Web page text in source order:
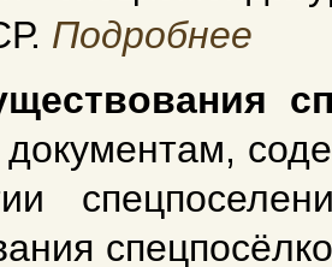
Подробнее